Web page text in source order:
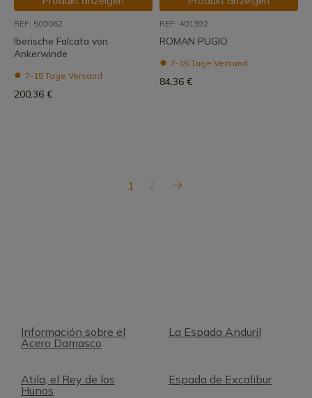
REF: 500062
Iberische Falcata von
Ankerwinde
7-15 Tage Versand
200,36 €
REF: 401392
ROMAN PUGIO
7-15 Tage Versand
84,36 €
1 2
Información sobre el
Acero Damasco
La Espada Anduril
Atila, el Rey de los
Hunos
Espada de Excalibur